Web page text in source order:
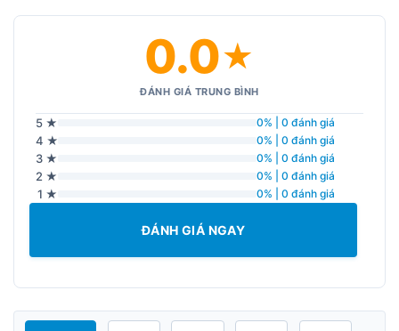
0.0★
ĐÁNH GIÁ TRUNG BÌNH
5 ★ 0% | 0 đánh giá
4 ★ 0% | 0 đánh giá
3 ★ 0% | 0 đánh giá
2 ★ 0% | 0 đánh giá
1 ★ 0% | 0 đánh giá
ĐÁNH GIÁ NGAY